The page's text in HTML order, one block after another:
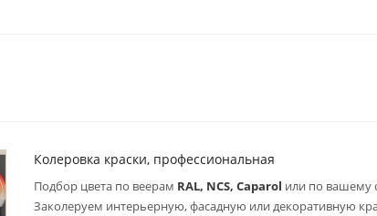
Колеровка краски, профессиональная
Подбор цвета по веерам RAL, NCS, Caparol или по вашему
Заколеруем интерьерную, фасадную или декоративную